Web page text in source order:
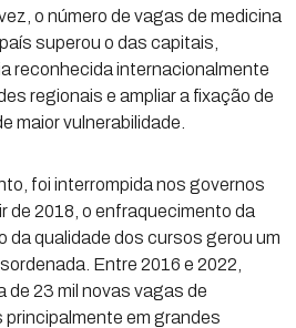
o número de vagas de medicina
superou o das capitais,
reconhecida internacionalmente
regionais e ampliar a fixação de
maior vulnerabilidade.
foi interrompida nos governos
de 2018, o enfraquecimento da
da qualidade dos cursos gerou um
Entre 2016 e 2022,
23 mil novas vagas de
em grandes